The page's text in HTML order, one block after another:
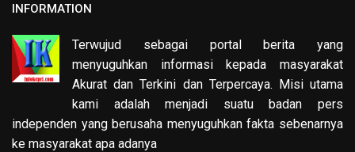
INFORMATION
Terwujud sebagai portal berita yang
menyuguhkan informasi kepada masyarakat
Akurat dan Terkini dan Terpercaya. Misi utama
kami adalah menjadi suatu badan pers
independen yang berusaha menyuguhkan fakta sebenarnya
ke masyarakat apa adanya